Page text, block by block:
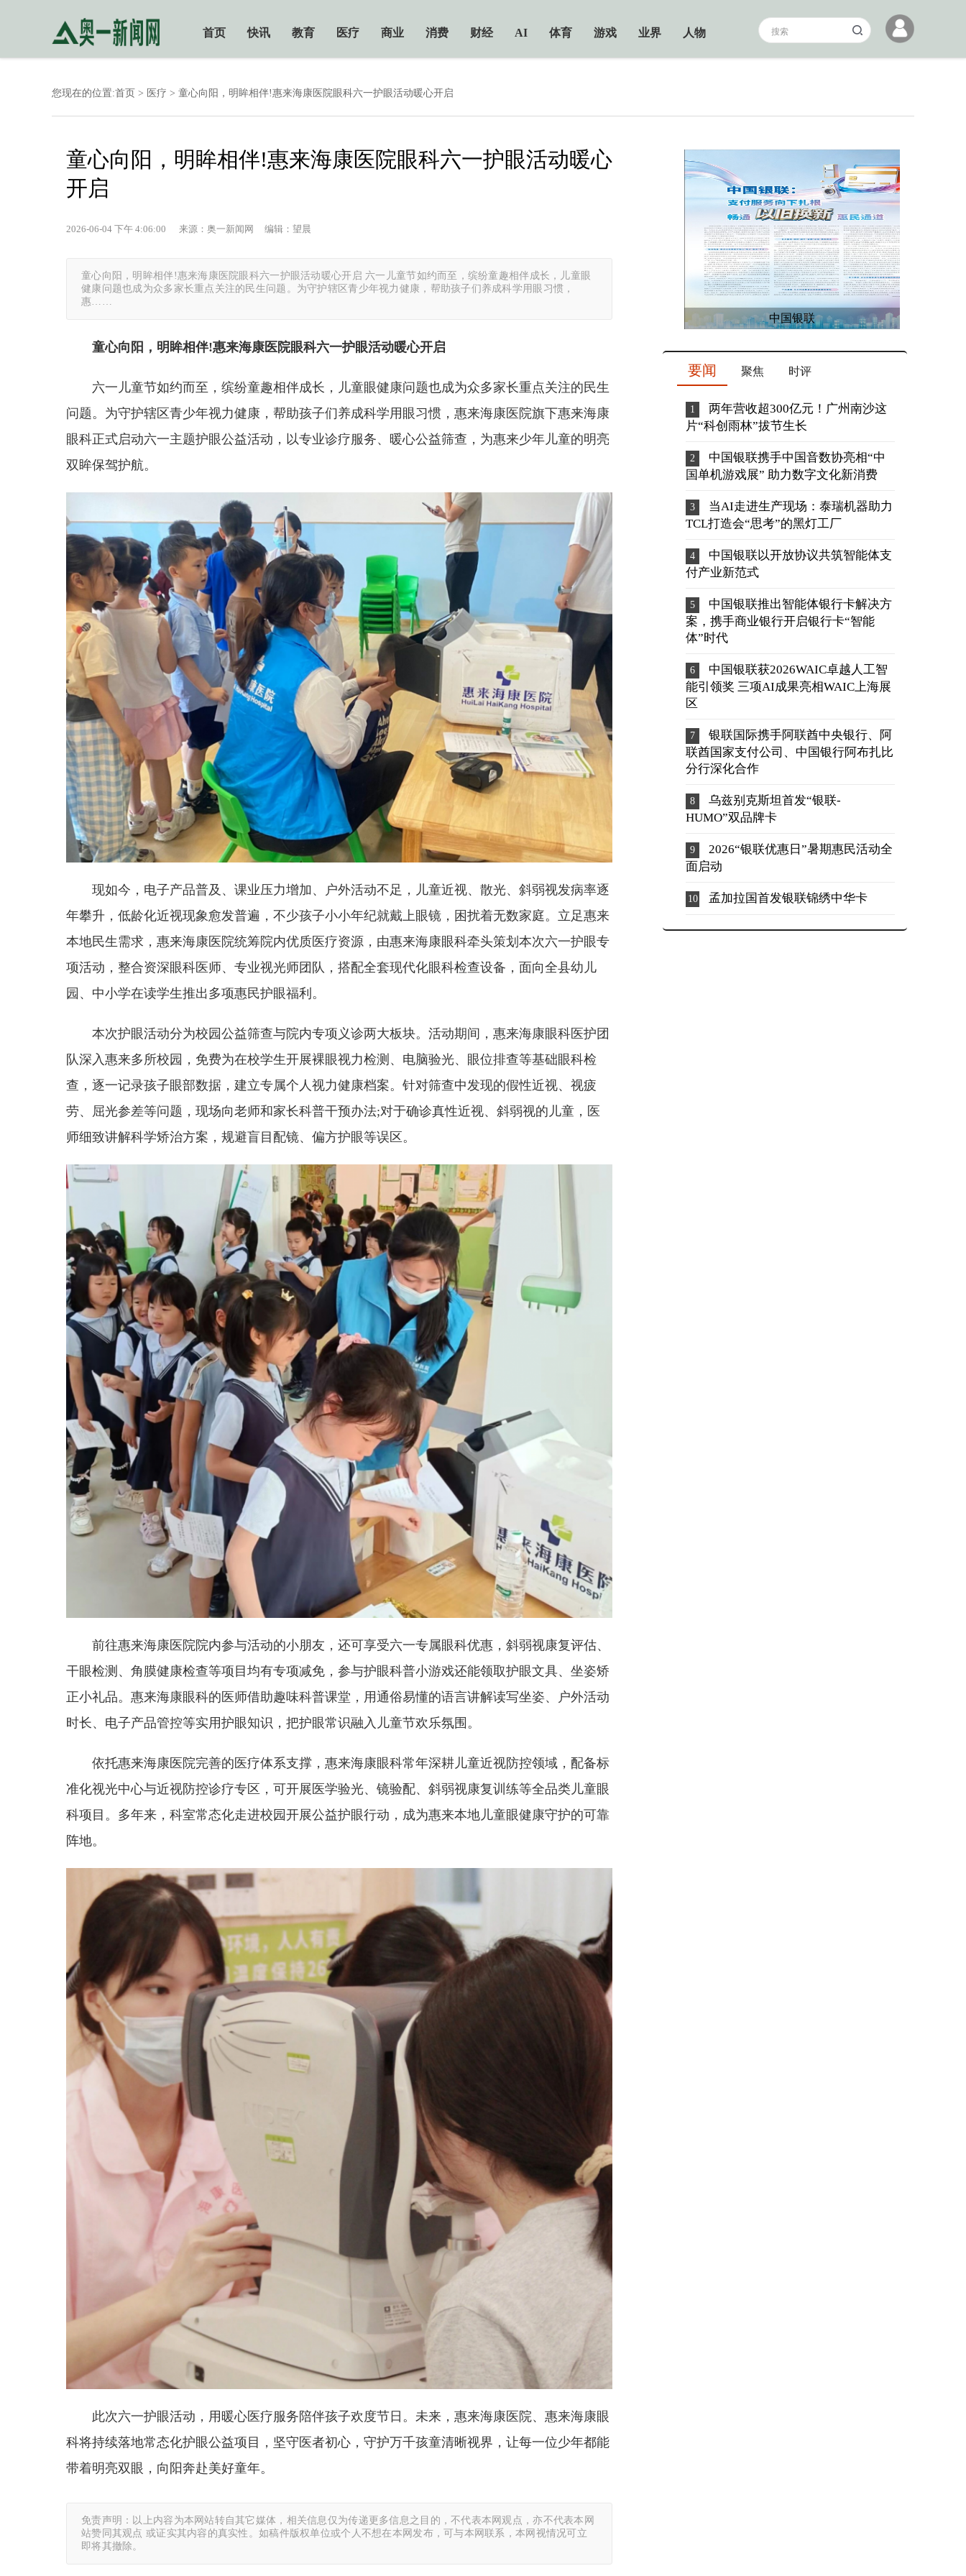
首页 快讯 教育 医疗 商业 消费 财经 AI 体育 游戏 业界 人物
您现在的位置:首页 > 医疗 > 童心向阳，明眸相伴!惠来海康医院眼科六一护眼活动暖心开启
童心向阳，明眸相伴!惠来海康医院眼科六一护眼活动暖心
开启
2026-06-04 下午 4:06:00 来源：奥一新闻网 编辑：望晨
童心向阳，明眸相伴!惠来海康医院眼科六一护眼活动暖心开启 六一儿童节如约而至，缤纷童趣相伴成长，儿童眼
健康问题也成为众多家长重点关注的民生问题。为守护辖区青少年视力健康，帮助孩子们养成科学用眼习惯，
惠……
童心向阳，明眸相伴!惠来海康医院眼科六一护眼活动暖心开启
六一儿童节如约而至，缤纷童趣相伴成长，儿童眼健康问题也成为众多家长重点关注的民生
问题。为守护辖区青少年视力健康，帮助孩子们养成科学用眼习惯，惠来海康医院旗下惠来海康
眼科正式启动六一主题护眼公益活动，以专业诊疗服务、暖心公益筛查，为惠来少年儿童的明亮
双眸保驾护航。
现如今，电子产品普及、课业压力增加、户外活动不足，儿童近视、散光、斜弱视发病率逐
年攀升，低龄化近视现象愈发普遍，不少孩子小小年纪就戴上眼镜，困扰着无数家庭。立足惠来
本地民生需求，惠来海康医院统筹院内优质医疗资源，由惠来海康眼科牵头策划本次六一护眼专
项活动，整合资深眼科医师、专业视光师团队，搭配全套现代化眼科检查设备，面向全县幼儿
园、中小学在读学生推出多项惠民护眼福利。
本次护眼活动分为校园公益筛查与院内专项义诊两大板块。活动期间，惠来海康眼科医护团
队深入惠来多所校园，免费为在校学生开展裸眼视力检测、电脑验光、眼位排查等基础眼科检
查，逐一记录孩子眼部数据，建立专属个人视力健康档案。针对筛查中发现的假性近视、视疲
劳、屈光参差等问题，现场向老师和家长科普干预办法;对于确诊真性近视、斜弱视的儿童，医
师细致讲解科学矫治方案，规避盲目配镜、偏方护眼等误区。
前往惠来海康医院院内参与活动的小朋友，还可享受六一专属眼科优惠，斜弱视康复评估、
干眼检测、角膜健康检查等项目均有专项减免，参与护眼科普小游戏还能领取护眼文具、坐姿矫
正小礼品。惠来海康眼科的医师借助趣味科普课堂，用通俗易懂的语言讲解读写坐姿、户外活动
时长、电子产品管控等实用护眼知识，把护眼常识融入儿童节欢乐氛围。
依托惠来海康医院完善的医疗体系支撑，惠来海康眼科常年深耕儿童近视防控领域，配备标
准化视光中心与近视防控诊疗专区，可开展医学验光、镜验配、斜弱视康复训练等全品类儿童眼
科项目。多年来，科室常态化走进校园开展公益护眼行动，成为惠来本地儿童眼健康守护的可靠
阵地。
此次六一护眼活动，用暖心医疗服务陪伴孩子欢度节日。未来，惠来海康医院、惠来海康眼
科将持续落地常态化护眼公益项目，坚守医者初心，守护万千孩童清晰视界，让每一位少年都能
带着明亮双眼，向阳奔赴美好童年。
免责声明：以上内容为本网站转自其它媒体，相关信息仅为传递更多信息之目的，不代表本网观点，亦不代表本网
站赞同其观点 或证实其内容的真实性。如稿件版权单位或个人不想在本网发布，可与本网联系，本网视情况可立
即将其撤除。
中国银联
要闻 聚焦 时评
两年营收超300亿元！广州南沙这
片“科创雨林”拔节生长
中国银联携手中国音数协亮相“中
国单机游戏展” 助力数字文化新消费
当AI走进生产现场：泰瑞机器助力
TCL打造会“思考”的黑灯工厂
中国银联以开放协议共筑智能体支
付产业新范式
中国银联推出智能体银行卡解决方
案，携手商业银行开启银行卡“智能
体”时代
中国银联获2026WAIC卓越人工智
能引领奖 三项AI成果亮相WAIC上海展
区
银联国际携手阿联酋中央银行、阿
联酋国家支付公司、中国银行阿布扎比
分行深化合作
乌兹别克斯坦首发“银联-
HUMO”双品牌卡
2026“银联优惠日”暑期惠民活动全
面启动
孟加拉国首发银联锦绣中华卡